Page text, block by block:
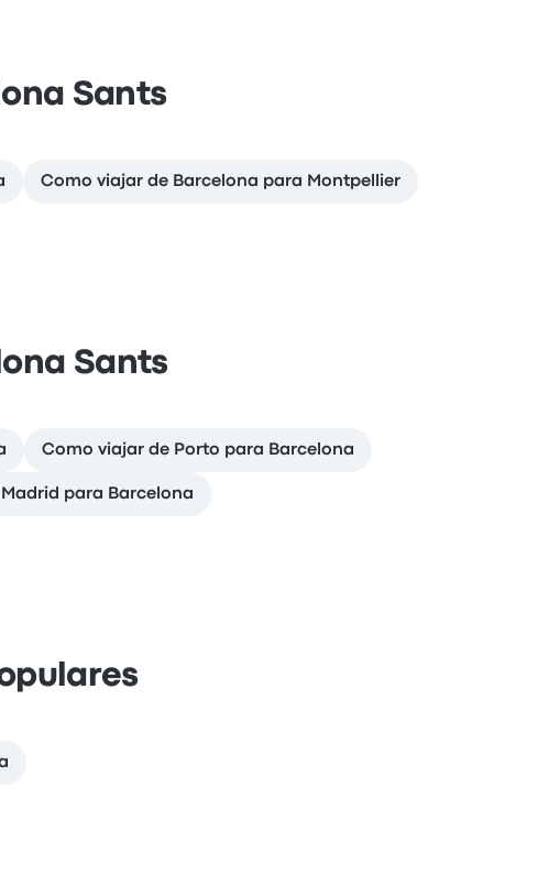
Sants
Como viajar de Barcelona para Montpellier
Sants
Como viajar de Porto para Barcelona
para Barcelona